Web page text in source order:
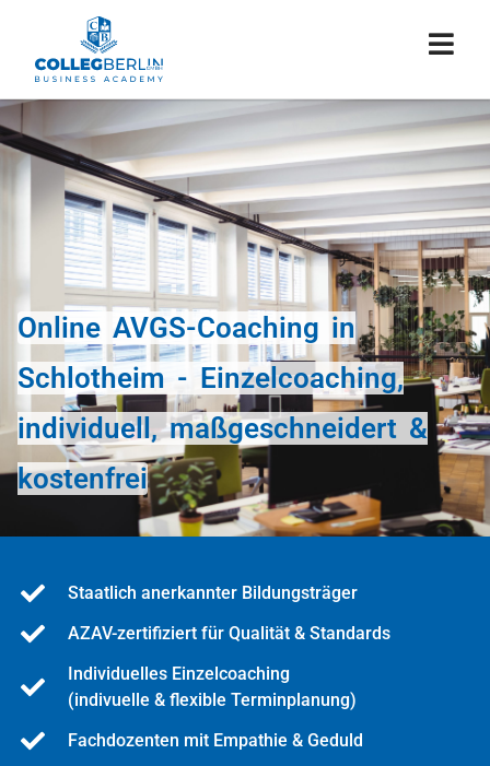
Online AVGS-Coaching in
Schlotheim - Einzelcoaching,
individuell, maßgeschneidert &
kostenfrei
Staatlich anerkannter Bildungsträger
AZAV-zertifiziert für Qualität & Standards
Individuelles Einzelcoaching
(indivuelle & flexible Terminplanung)
Fachdozenten mit Empathie & Geduld